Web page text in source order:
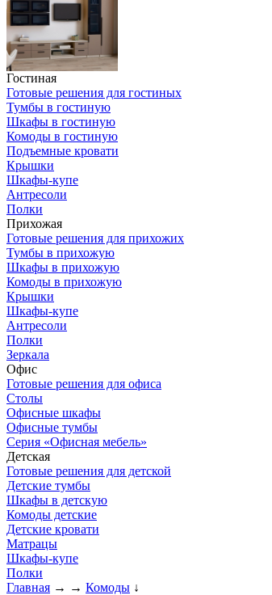
Гостиная
Готовые решения для гостиных
Тумбы в гостиную
Шкафы в гостиную
Комоды в гостиную
Подъемные кровати
Крышки
Шкафы-купе
Антресоли
Полки
Прихожая
Готовые решения для прихожих
Тумбы в прихожую
Шкафы в прихожую
Комоды в прихожую
Крышки
Шкафы-купе
Антресоли
Полки
Зеркала
Офис
Готовые решения для офиса
Столы
Офисные шкафы
Офисные тумбы
Серия «Офисная мебель»
Детская
Готовые решения для детской
Детские тумбы
Шкафы в детскую
Комоды детские
Детские кровати
Матрацы
Шкафы-купе
Полки
Главная → → Комоды ↓